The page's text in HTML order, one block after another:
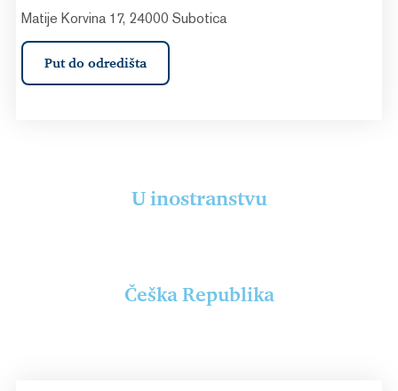
Matije Korvina 17, 24000 Subotica
Put do odredišta
U inostranstvu
Češka Republika